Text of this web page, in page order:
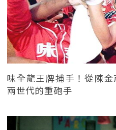
味全龍王牌捕手！從陳
兩世代的重砲手